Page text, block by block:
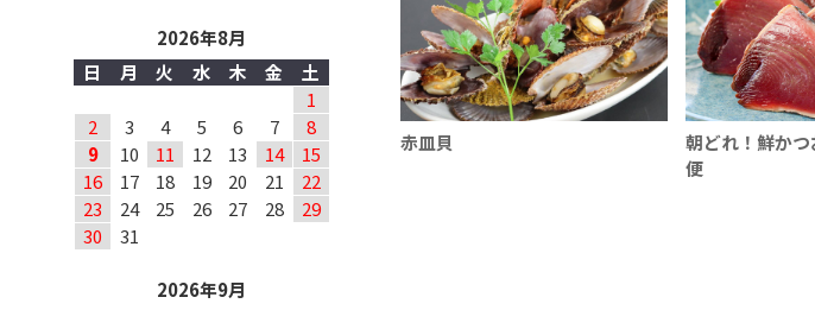
赤皿貝
朝どれ！鮮か
便
2026年8月
日
月 火 水 木 金
土
1
2
3 4 5 6 7
8
9
10 11 12 13 14
15
16
17 18 19 20 21
22
23
24 25 26 27 28
29
30
31
2026年9月